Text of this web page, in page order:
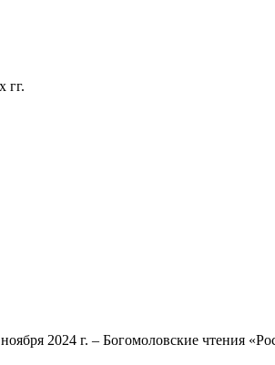
гг.
2024 г. – Богомоловские чтения